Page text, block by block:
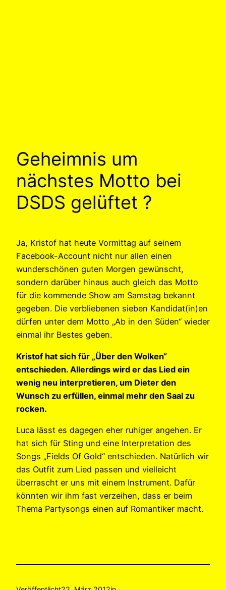
Geheimnis um
nächstes Motto bei
DSDS gelüftet ?
Ja, Kristof hat heute Vormittag auf seinem
Facebook-Account nicht nur allen einen
wunderschönen guten Morgen gewünscht,
sondern darüber hinaus auch gleich das Motto
für die kommende Show am Samstag bekannt
gegeben. Die verbliebenen sieben Kandidat(in)en
dürfen unter dem Motto „Ab in den Süden“ wieder
einmal ihr Bestes geben.
Kristof hat sich für „Über den Wolken“
entschieden. Allerdings wird er das Lied ein
wenig neu interpretieren, um Dieter den
Wunsch zu erfüllen, einmal mehr den Saal zu
rocken.
Luca lässt es dagegen eher ruhiger angehen. Er
hat sich für Sting und eine Interpretation des
Songs „Fields Of Gold“ entschieden. Natürlich wir
das Outfit zum Lied passen und vielleicht
überrascht er uns mit einem Instrument. Dafür
könnten wir ihm fast verzeihen, dass er beim
Thema Partysongs einen auf Romantiker macht.